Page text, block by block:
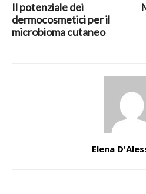
Il potenziale dei
dermocosmetici per il
microbioma cutaneo
Elena